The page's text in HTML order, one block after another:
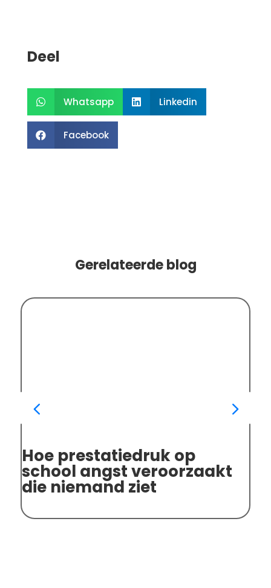
Deel
 Whatsapp  Linkedin
 Facebook
Gerelateerde blog
Hoe prestatiedruk op
school angst veroorzaakt
die niemand ziet